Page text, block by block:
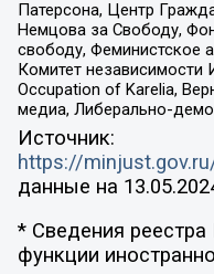
Патерсона, Центр
Немцова за Свободу,
свободу, Феминистское
Комитет независимости
Occupation of Karelia,
медиа, Либерально-
Источник:
https://
данные на
* Сведения
функции